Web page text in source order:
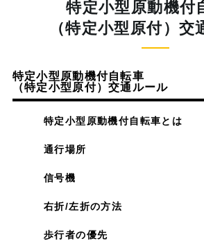
特定小型原動機付
（特定小型原付）交
特定小型原動機付自転車
（特定小型原付）交通ルール
特定小型原動機付自転車とは
通行場所
信号機
右折/左折の方法
歩行者の優先